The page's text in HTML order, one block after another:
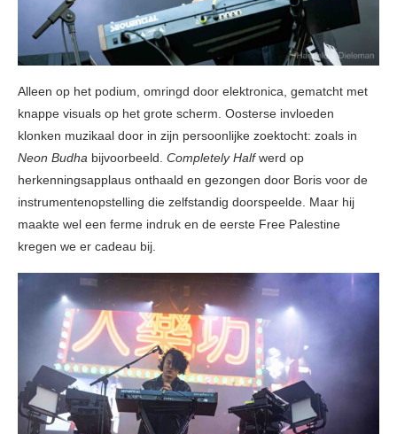
Alleen op het podium, omringd door elektronica, gematcht met
knappe visuals op het grote scherm. Oosterse invloeden
klonken muzikaal door in zijn persoonlijke zoektocht: zoals in
Neon Budha bijvoorbeeld. Completely Halfwerd op
herkenningsapplaus onthaald en gezongen door Boris voor de
instrumentenopstelling die zelfstandig doorspeelde. Maar hij
maakte wel een ferme indruk en de eerste Free Palestine
kregen we er cadeau bij.